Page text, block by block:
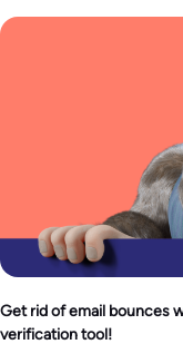
Get rid of email bounces
verification tool!